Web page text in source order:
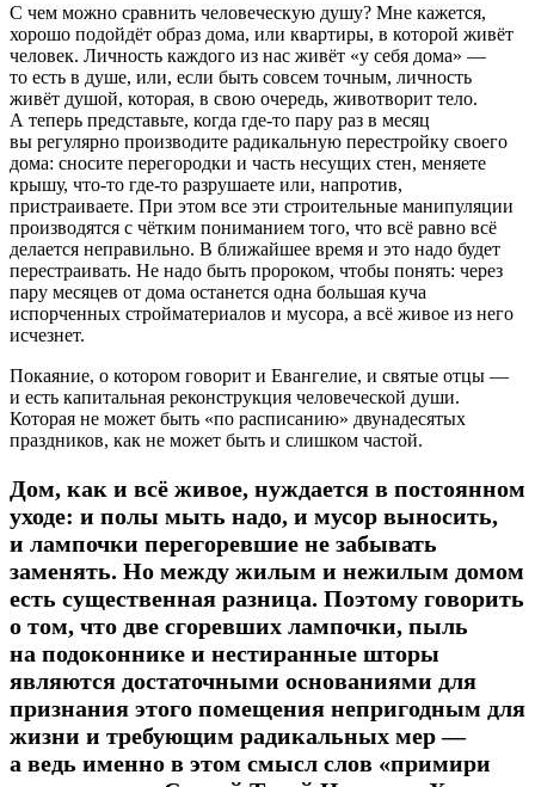
С чем можно сравнить человеческую душу? Мне кажется,
хорошо подойдёт образ дома, или квартиры, в которой живёт
человек. Личность каждого из нас живёт «у себя дома» —
то есть в душе, или, если быть совсем точным, личность
живёт душой, которая, в свою очередь, животворит тело.
А теперь представьте, когда где-то пару раз в месяц
вы регулярно производите радикальную перестройку своего
дома: сносите перегородки и часть несущих стен, меняете
крышу, что-то где-то разрушаете или, напротив,
пристраиваете. При этом все эти строительные манипуляции
производятся с чётким пониманием того, что всё равно всё
делается неправильно. В ближайшее время и это надо будет
перестраивать. Не надо быть пророком, чтобы понять: через
пару месяцев от дома останется одна большая куча
испорченных стройматериалов и мусора, а всё живое из него
исчезнет.
Покаяние, о котором говорит и Евангелие, и святые отцы —
и есть капитальная реконструкция человеческой души.
Которая не может быть «по расписанию» двунадесятых
праздников, как не может быть и слишком частой.
Дом, как и всё живое, нуждается в постоянном
уходе: и полы мыть надо, и мусор выносить,
и лампочки перегоревшие не забывать
заменять. Но между жилым и нежилым домом
есть существенная разница. Поэтому говорить
о том, что две сгоревших лампочки, пыль
на подоконнике и нестиранные шторы
являются достаточными основаниями для
признания этого помещения непригодным для
жизни и требующим радикальных мер —
а ведь именно в этом смысл слов «примири